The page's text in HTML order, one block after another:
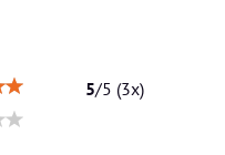
5/5 (3x)